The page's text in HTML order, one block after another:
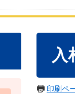
入
印刷ペ